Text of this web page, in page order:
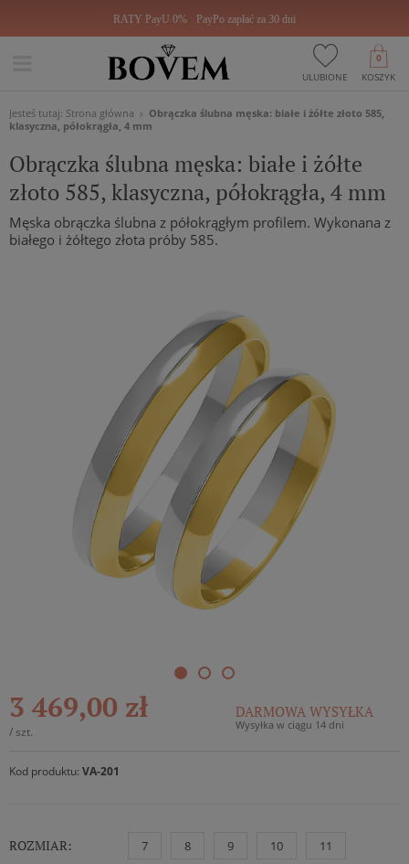
RATY PayU 0% PayPo zapłać za 30 dni
ULUBIONE KOSZYK
0
Jesteś tutaj: Strona główna
Obrączka ślubna męska: białe i żółte złoto 585,
klasyczna, półokrągła, 4 mm
Obrączka ślubna męska: białe i żółte
złoto 585, klasyczna, półokrągła, 4 mm
Męska obrączka ślubna z półokrągłym profilem. Wykonana z
białego i żółtego złota próby 585.
3 469,00 zł
/ szt.
DARMOWA WYSYŁKA
Wysyłka w ciągu 14 dni
Kod produktu: VA-201
ROZMIAR: 7 8 9 10 11